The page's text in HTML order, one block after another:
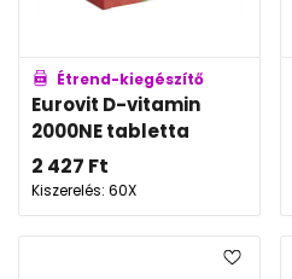
Étrend-kiegészítő
Eurovit D-vitamin
2000NE tabletta
2 427 Ft
Kiszerelés: 60X